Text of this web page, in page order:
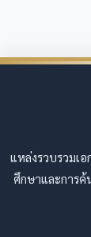
แหล่งรวบรวมเ
ศึกษาและการค้